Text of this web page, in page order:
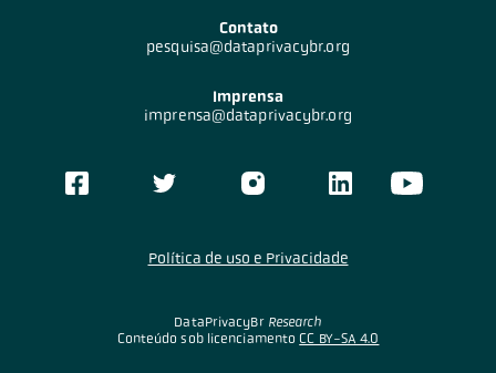
Contato
pesquisa@dataprivacybr.org
Imprensa
imprensa@dataprivacybr.org
DataPrivacyBr Research
Conteúdo sob licenciamento CC BY-SA 4.0
Política de uso e Privacidade